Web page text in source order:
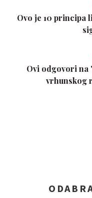
Ovo je 10 principa
Ovi odgovori na
vrhunskog